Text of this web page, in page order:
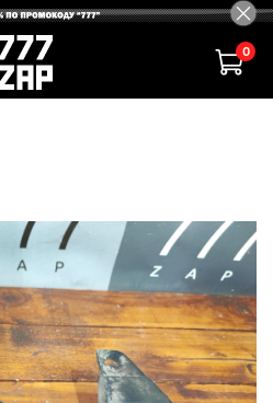
0